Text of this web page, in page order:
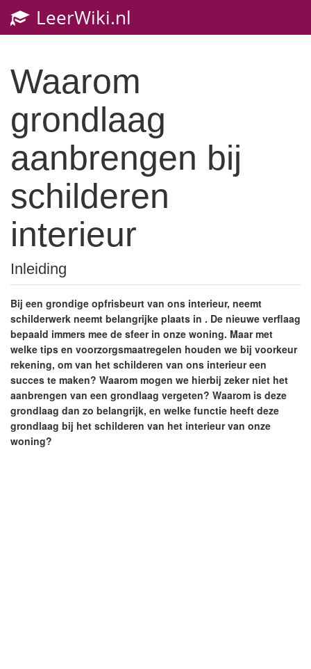
LeerWiki.nl
Waarom
grondlaag
aanbrengen bij
schilderen
interieur
Inleiding
Bij een grondige opfrisbeurt van ons interieur, neemt
schilderwerk neemt belangrijke plaats in . De nieuwe verflaag
bepaald immers mee de sfeer in onze woning. Maar met
welke tips en voorzorgsmaatregelen houden we bij voorkeur
rekening, om van het schilderen van ons interieur een
succes te maken? Waarom mogen we hierbij zeker niet het
aanbrengen van een grondlaag vergeten? Waarom is deze
grondlaag dan zo belangrijk, en welke functie heeft deze
grondlaag bij het schilderen van het interieur van onze
woning?